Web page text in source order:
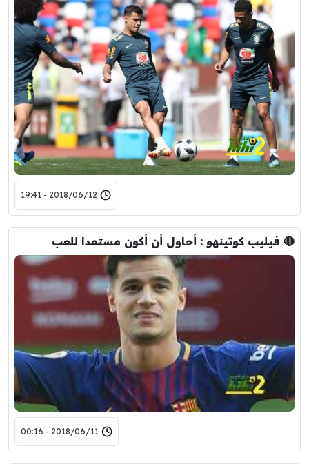
2018/06/12 - 19:41
🔴 فيليب كوتينهو : أحاول أن أكون مستعدا للعب
2018/06/11 - 00:16